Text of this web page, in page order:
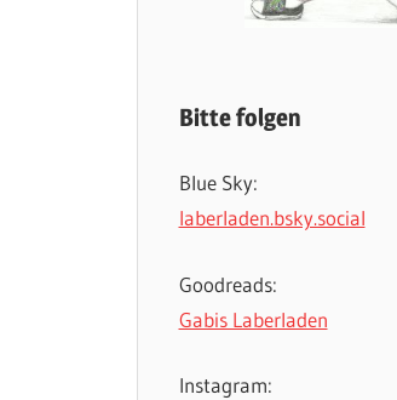
Bitte folgen
Blue Sky:
laberladen.bsky.social
Goodreads:
Gabis Laberladen
Instagram: